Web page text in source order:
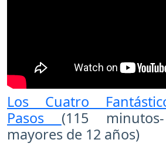
Los Cuatro
Pasos (115
mayores de 12 años)